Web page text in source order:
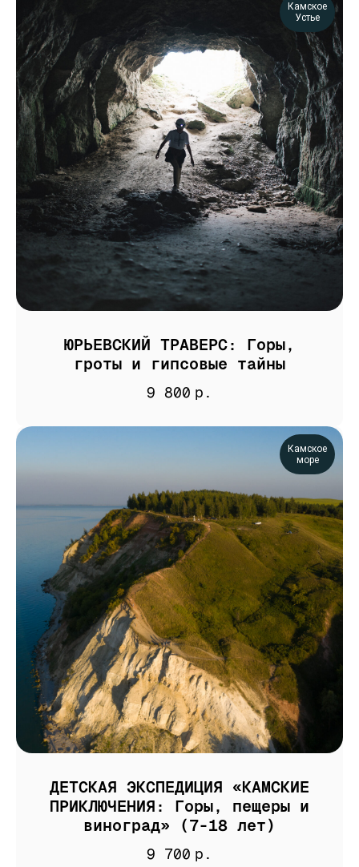
Камское
Устье
ЮРЬЕВСКИЙ ТРАВЕРС: Горы,
гроты и гипсовые тайны
9 800 р.
Камское
море
ДЕТСКАЯ ЭКСПЕДИЦИЯ «КАМСКИЕ
ПРИКЛЮЧЕНИЯ: Горы, пещеры и
виноград» (7-18 лет)
9 700 р.